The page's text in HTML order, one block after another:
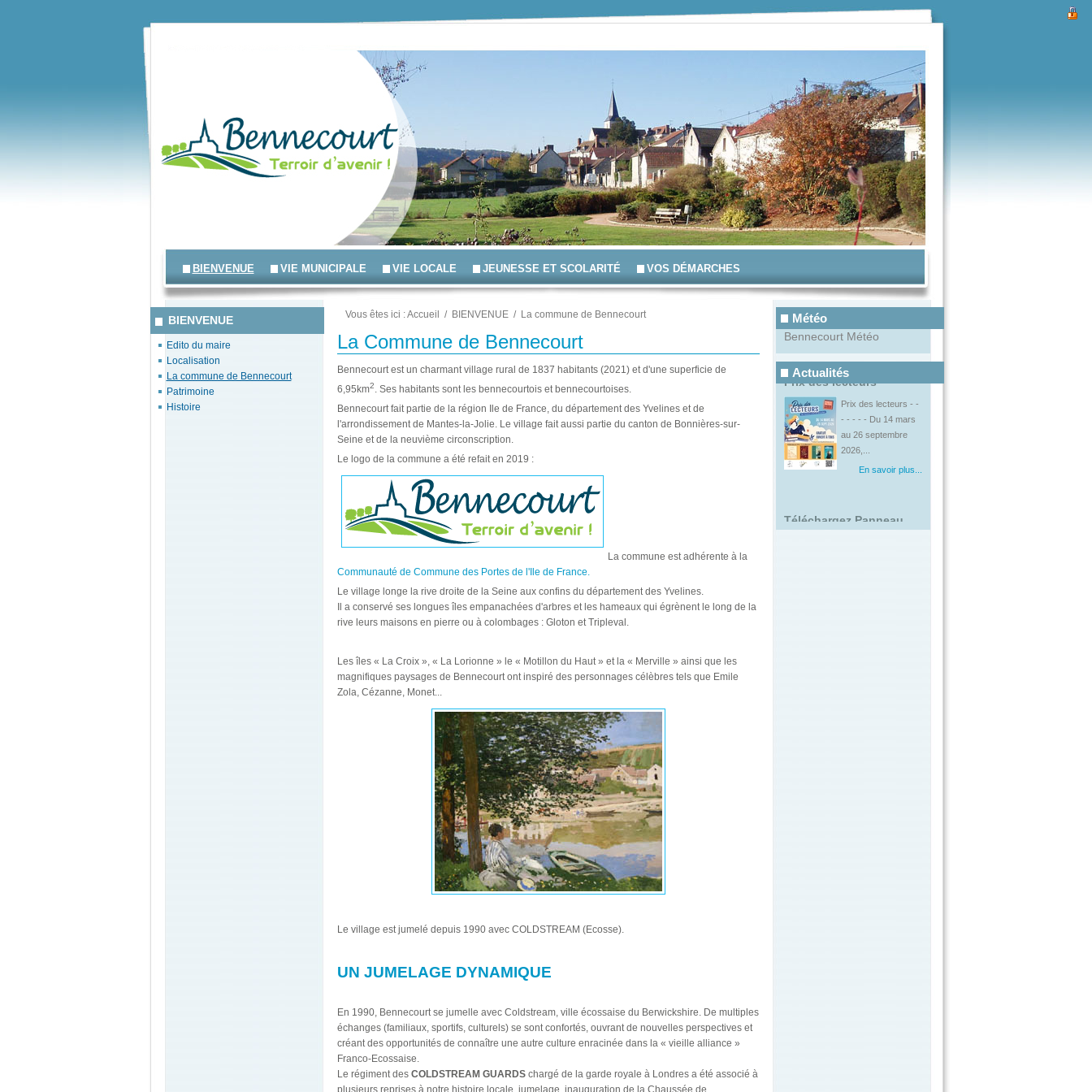
BIENVENUE VIE MUNICIPALE VIE LOCALE JEUNESSE ET SCOLARITÉ VOS DÉMARCHES
Vous êtes ici :Accueil / BIENVENUE/ La commune de Bennecourt
La Commune de Bennecourt
Bennecourt est un charmant village rural de 1837 habitants (2021) et d'une superficie de
6,95km2. Ses habitants sont les bennecourtois et bennecourtoises.
Bennecourt fait partie de la région Ile de France, du département des Yvelines et de
l'arrondissement de Mantes-la-Jolie. Le village fait aussi partie du canton de Bonnières-sur-
Seine et de la neuvième circonscription.
Le logo de la commune a été refait en 2019 :
La commune est adhérente à la
Communauté de Commune des Portes de l'Ile de France.
Le village longe la rive droite de la Seine aux confins du département des Yvelines.
Il a conservé ses longues îles empanachées d'arbres et les hameaux qui égrènent le long de la
rive leurs maisons en pierre ou à colombages : Gloton et Tripleval.
Les îles « La Croix », « La Lorionne » le « Motillon du Haut » et la « Merville » ainsi que les
magnifiques paysages de Bennecourt ont inspiré des personnages célèbres tels que Emile
Zola, Cézanne, Monet...
Le village est jumelé depuis 1990 avec COLDSTREAM (Ecosse).
UN JUMELAGE DYNAMIQUE
En 1990, Bennecourt se jumelle avec Coldstream, ville écossaise du Berwickshire. De multiples
échanges (familiaux, sportifs, culturels) se sont confortés, ouvrant de nouvelles perspectives et
créant des opportunités de connaître une autre culture enracinée dans la « vieille alliance »
Franco-Ecossaise.
Le régiment des COLDSTREAM GUARDS chargé de la garde royale à Londres a été associé à
plusieurs reprises à notre histoire locale, jumelage, inauguration de la Chaussée de
BIENVENUE
Edito du maire
Localisation
La commune de Bennecourt
Patrimoine
Histoire
Météo
Bennecourt Météo
Actualités
Fermeture
exceptionnelle de...
La mairie sera
fermée le vendredi
15 mai 2026
En savoir plus...
Prix des lecteurs
- - - - - Du 14 mars
2026,...
En savoir plus...
Téléchargez Panneau...
Installez l’application
gratuitement sur
En savoir plus...